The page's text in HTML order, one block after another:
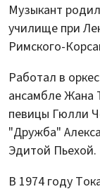
Музыкант
училище при
Римского-
Работал в
ансамбле Жана
певицы Гюлли
"Дружба"
Эдитой Пьехой.
В 1974 году